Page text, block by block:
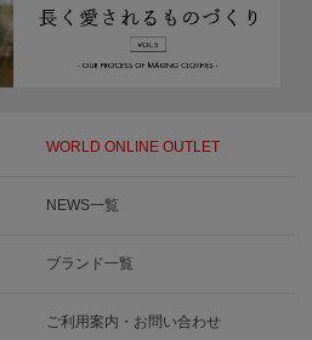
WORLD ONLINE OUTLET
NEWS一覧
ブランド一覧
ご利用案内・お問い合わせ